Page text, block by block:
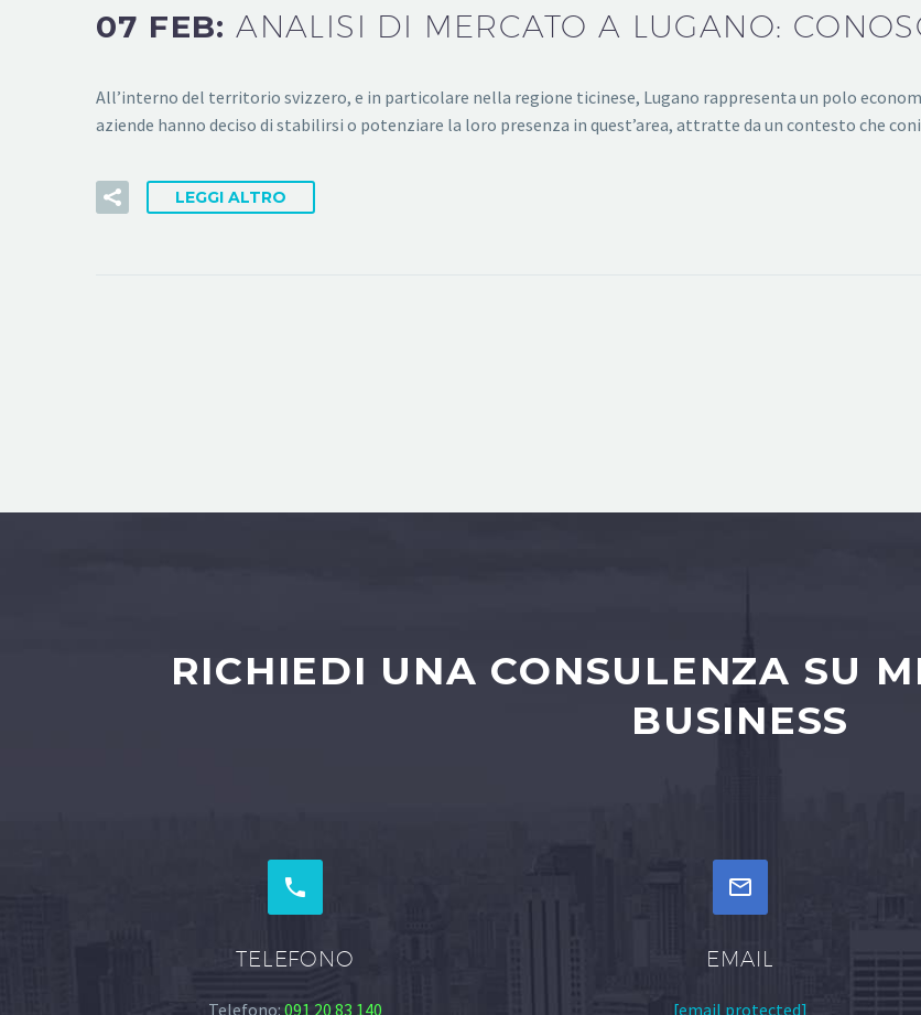
07 FEB:ANALISI DI MERCATO A LUGANO:
All’interno del territorio svizzero, e in particolare nella regione ticinese, Lugano rappresenta un polo
aziende hanno deciso di stabilirsi o potenziare la loro presenza in quest’area, attratte da un contesto che
LEGGI ALTRO
RICHIEDI UNA CONSULENZA SU
BUSINESS


TELEFONO
Telefono: 091 20 83 140


EMAIL
[email protected]